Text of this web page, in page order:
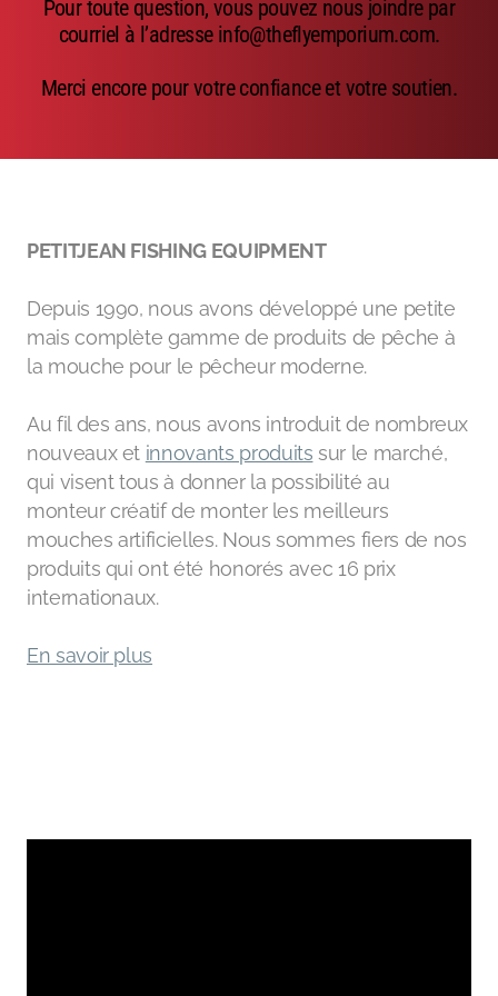
Pour toute question, vous pouvez nous joindre par
courriel à l’adresse info@theflyemporium.com.
Merci encore pour votre confiance et votre soutien.
PETITJEAN FISHING EQUIPMENT
Depuis 1990, nous avons développé une petite
mais complète gamme de produits de pêche à
la mouche pour le pêcheur moderne.
Au fil des ans, nous avons introduit de nombreux
nouveaux et innovants produits sur le marché,
qui visent tous à donner la possibilité au
monteur créatif de monter les meilleurs
mouches artificielles. Nous sommes fiers de nos
produits qui ont été honorés avec 16 prix
internationaux.
En savoir plus
Emerger
Accessoires de pêche